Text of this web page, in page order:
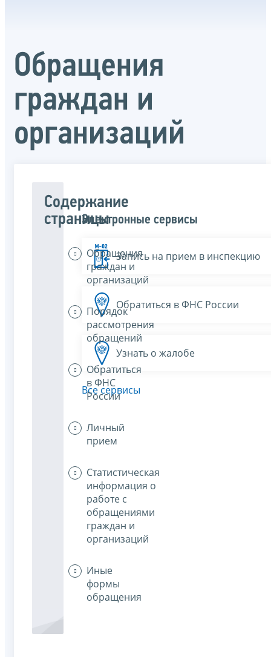
Обращения
граждан и
организаций
Содержание
страницы
Обращения
граждан и
организаций
Порядок
рассмотрения
обращений
Обратиться
в ФНС
России
Личный
прием
Статистическая
информация о
работе с
обращениями
граждан и
организаций
Иные
формы
обращения
Электронные сервисы
Запись на прием в инспекцию
Обратиться в ФНС России
Узнать о жалобе
Все сервисы